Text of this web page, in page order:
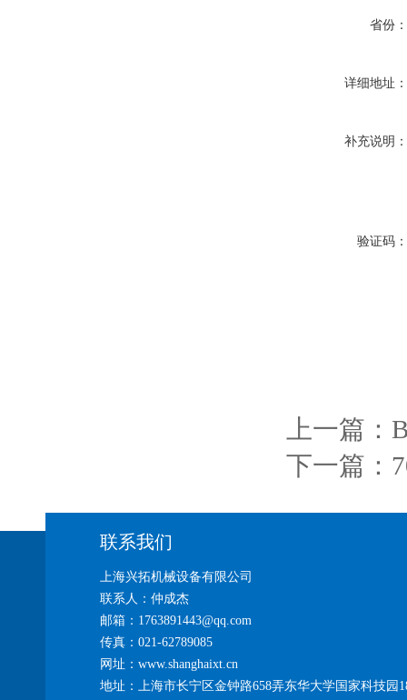
省份：
详细地址：
补充说明：
验证码：
上一篇：
下一篇：
联系我们
上海兴拓机械设备有限公司
联系人：仲成杰
邮箱：1763891443@qq.com
传真：021-62789085
网址：www.shanghaixt.cn
地址：上海市长宁区金钟路658弄东华大学国家科技园